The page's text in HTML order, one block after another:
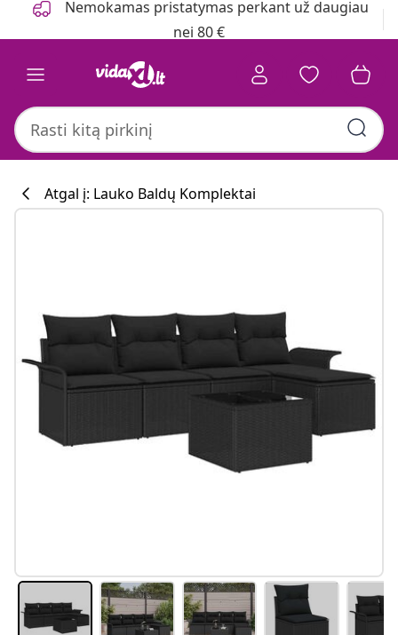
Nemokamas pristatymas perkant už daugiau
nei 80 €
Atgal į: Lauko Baldų Komplektai